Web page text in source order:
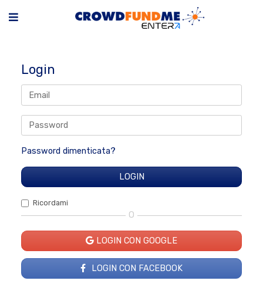
Login
Password dimenticata?
Ricordami
O
LOGIN CON GOOGLE
LOGIN CON FACEBOOK